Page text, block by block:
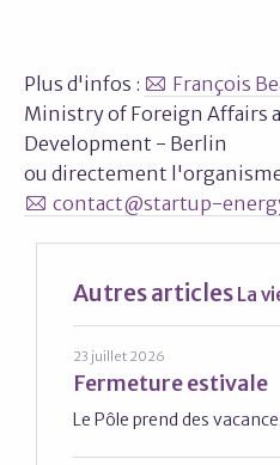
Plus d'infos : François
Ministry of Foreign Affairs
Development - Berlin
ou directement
contact@startup-
Autres articles La
23 juillet 2026
Fermeture estivale
Le Pôle prend des